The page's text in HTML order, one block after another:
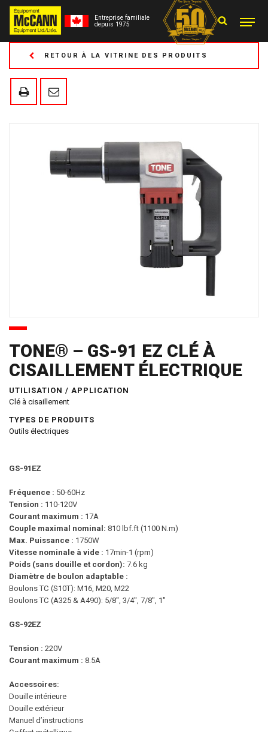
Entreprise familiale
depuis 1975
RETOUR À LA VITRINE DES PRODUITS
TONE® – GS-91 EZ CLÉ À
CISAILLEMENT ÉLECTRIQUE
UTILISATION / APPLICATION
Clé à cisaillement
TYPES DE PRODUITS
Outils électriques
GS-91EZ
Fréquence : 50-60Hz
Tension : 110-120V
Courant maximum : 17A
Couple maximal nominal: 810 lbf.ft (1100 N.m)
Max. Puissance : 1750W
Vitesse nominale à vide : 17min-1 (rpm)
Poids (sans douille et cordon): 7.6 kg
Diamètre de boulon adaptable :
Boulons TC (S10T): M16, M20, M22
Boulons TC (A325 & A490): 5/8″, 3/4″, 7/8″, 1″
GS-92EZ
Tension : 220V
Courant maximum : 8.5A
Accessoires:
Douille intérieure
Douille extérieur
Manuel d’instructions